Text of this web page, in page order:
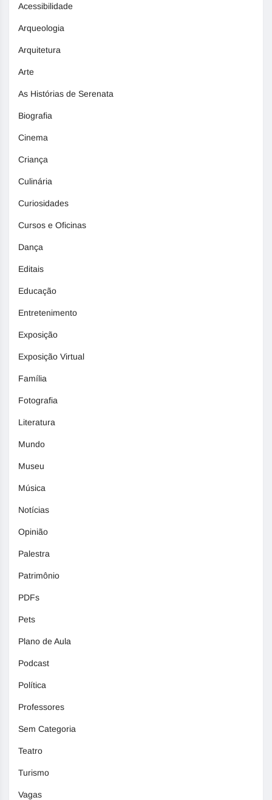
Acessibilidade
Arqueologia
Arquitetura
Arte
As Histórias de Serenata
Biografia
Cinema
Criança
Culinária
Curiosidades
Cursos e Oficinas
Dança
Editais
Educação
Entretenimento
Exposição
Exposição Virtual
Família
Fotografia
Literatura
Mundo
Museu
Música
Notícias
Opinião
Palestra
Patrimônio
PDFs
Pets
Plano de Aula
Podcast
Política
Professores
Sem Categoria
Teatro
Turismo
Vagas